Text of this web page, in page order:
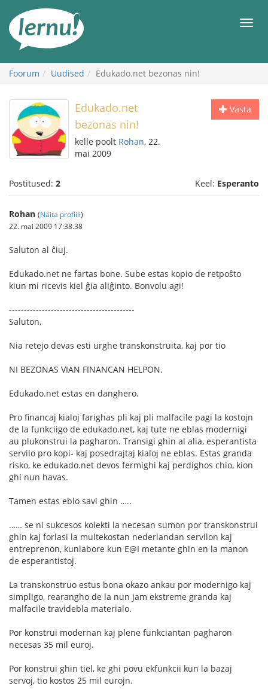
juurde
Foorum Uudised Edukado.net bezonas nin!
Vasta
Edukado.net
bezonas nin!
kelle poolt Rohan, 22.
mai 2009
Postitused: 2 Keel: Esperanto
Rohan (Näita profiili)
22. mai 2009 17:38.38
Saluton al ĉiuj.
Edukado.net ne fartas bone. Sube estas kopio de retpoŝto
kiun mi ricevis kiel ĝia aliĝinto. Bonvolu agi!
------------------------------------------
Saluton,
Nia retejo devas esti urghe transkonstruita, kaj por tio
NI BEZONAS VIAN FINANCAN HELPON.
Edukado.net estas en danghero.
Pro financaj kialoj farighas pli kaj pli malfacile pagi la kostojn
de la funkciigo de edukado.net, kaj tute ne eblas modernigi
au plukonstrui la pagharon. Transigi ghin al alia, esperantista
servilo pro kopi- kaj posedrajtaj kialoj ne eblas. Estas granda
risko, ke edukado.net devos fermighi kaj perdighos chio, kion
ghi nun havas.
Tamen estas eblo savi ghin …..
…… se ni sukcesos kolekti la necesan sumon por transkonstrui
ghin kaj forlasi la multekostan nederlandan servilon kaj
entreprenon, kunlabore kun E@I metante ghin en la manon
de esperantistoj.
La transkonstruo estus bona okazo ankau por modernigo kaj
simpligo, rearangho de la nun jam ekstreme granda kaj
malfacile travidebla materialo.
Por konstrui modernan kaj plene funkciantan pagharon
necesas 35 mil euroj.
Por konstrui ghin tiel, ke ghi povu ekfunkcii kun la bazaj
servoj, tio kostos 25 mil eurojn.